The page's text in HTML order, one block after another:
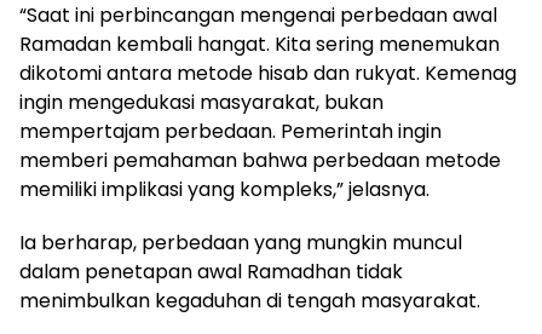
“Saat ini perbincangan mengenai perbedaan awal
Ramadan kembali hangat. Kita sering menemukan
dikotomi antara metode hisab dan rukyat. Kemenag
ingin mengedukasi masyarakat, bukan
mempertajam perbedaan. Pemerintah ingin
memberi pemahaman bahwa perbedaan metode
memiliki implikasi yang kompleks,” jelasnya.
Ia berharap, perbedaan yang mungkin muncul
dalam penetapan awal Ramadhan tidak
menimbulkan kegaduhan di tengah masyarakat.